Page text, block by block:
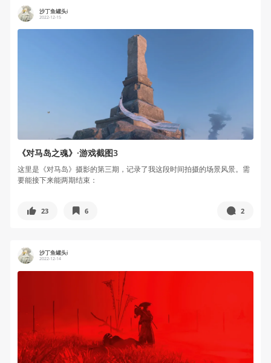
沙丁鱼罐头i
2022-12-15
《对马岛之魂》·游戏截图3
这里是《对马岛》摄影的第三期，记录了我这段时间拍摄的场景风景。需
要能接下来能两期结束：
23 6 2
沙丁鱼罐头i
2022-12-14